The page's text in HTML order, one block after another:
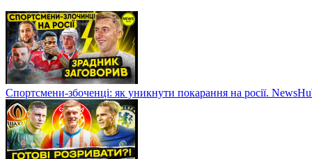
Спортсмени-збоченці: як уникнути покарання на росії.